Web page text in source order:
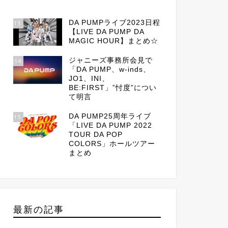
13
DA PUMPライブ2023日程
【LIVE DA PUMP DA
MAGIC HOUR】まとめ☆
14
ジャニーズ事務所会見で
「DA PUMP、w-inds、
JO1、INI、
BE:FIRST」”忖度”につい
て明言
15
DA PUMP25周年ライブ
「LIVE DA PUMP 2022
TOUR DA POP
COLORS」ホールツアー
まとめ
最新の記事